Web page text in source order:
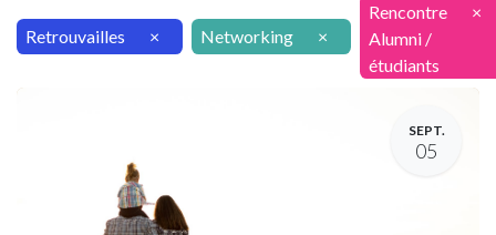
Retrouvailles × Networking ×
Rencontre
Alumni /
étudiants
×
SEPT.
05